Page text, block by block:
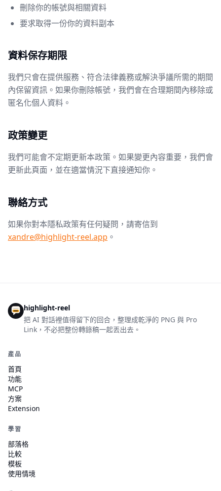
刪除你的帳號與相關資料
要求取得一份你的資料副本
資料保存期限
我們只會在提供服務、符合法律義務或解決爭議所需的期間
內保留資訊。如果你刪除帳號，我們會在合理期間內移除或
匿名化個人資料。
政策變更
我們可能會不定期更新本政策。如果變更內容重要，我們會
更新此頁面，並在適當情況下直接通知你。
聯絡方式
如果你對本隱私政策有任何疑問，請寄信到
xandre@highlight-reel.app 。
highlight-reel
把 AI 對話裡值得留下的回合，整理成乾淨的 PNG 與 Pro
Link，不必把整份轉錄稿一起丟出去。
產品
首頁
功能
MCP
方案
Extension
學習
部落格
比較
模板
使用情境